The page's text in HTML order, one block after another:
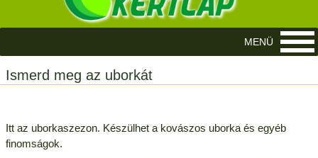
Ismerd meg az uborkát
Itt az uborkaszezon. Készülhet a kovászos uborka és egyéb
finomságok.